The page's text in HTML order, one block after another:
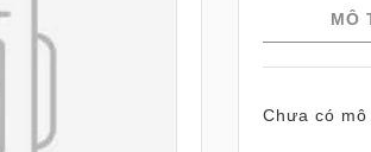
MÔ
Chưa có